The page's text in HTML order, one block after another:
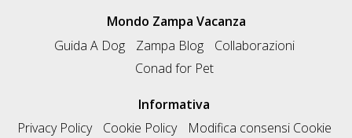
Mondo Zampa Vacanza
Guida A Dog
Zampa Blog
Collaborazioni
Conad for Pet
Informativa
Privacy Policy
Cookie Policy
Modifica consensi Cookie